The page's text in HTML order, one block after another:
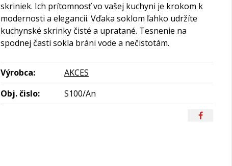
skriniek. Ich prítomnosť vo vašej kuchyni je krokom k
modernosti a elegancii. Vďaka soklom ľahko udržíte
kuchynské skrinky čisté a upratané. Tesnenie na
spodnej časti sokla bráni vode a nečistotám.
Výrobca:
AKCES
Obj. čislo:
S100/An